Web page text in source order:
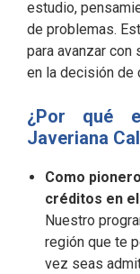
estudio,
de problemas.
para avanzar
en la decisión de
¿Por qué
Javeriana
Como
créditos en
Nuestro
región que te
vez seas